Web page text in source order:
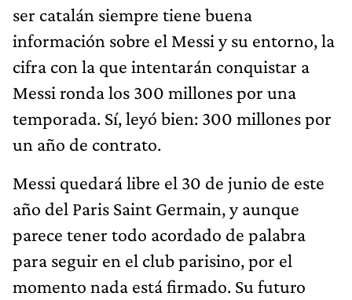
ser catalán siempre tiene buena
información sobre el Messi y su entorno, la
cifra con la que intentarán conquistar a
Messi ronda los 300 millones por una
temporada. Sí, leyó bien: 300 millones por
un año de contrato.
Messi quedará libre el 30 de junio de este
año del Paris Saint Germain, y aunque
parece tener todo acordado de palabra
para seguir en el club parisino, por el
momento nada está firmado. Su futuro